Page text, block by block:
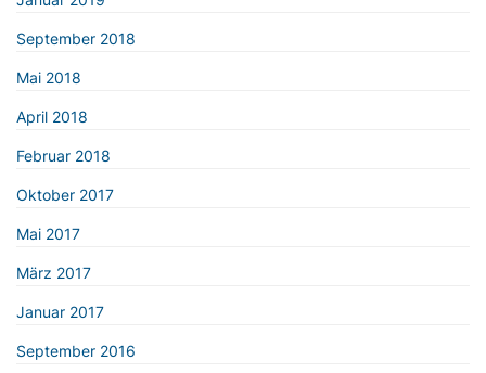
September 2018
Mai 2018
April 2018
Februar 2018
Oktober 2017
Mai 2017
März 2017
Januar 2017
September 2016